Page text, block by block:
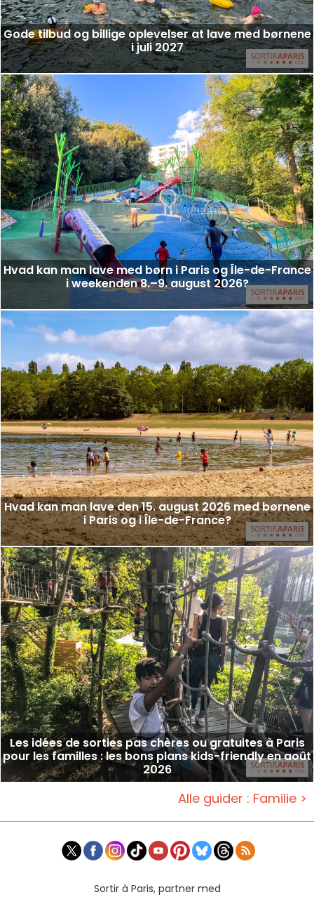
Gode tilbud og billige oplevelser at lave med børnene
i juli 2027
Hvad kan man lave med børn i Paris og Île-de-France
i weekenden 8.–9. august 2026?
Hvad kan man lave den 15. august 2026 med børnene
i Paris og i Île-de-France?
Les idées de sorties pas chères ou gratuites à Paris
pour les familles : les bons plans kids-friendly en août
2026
Alle guider : Familie >
Sortir à Paris, partner med